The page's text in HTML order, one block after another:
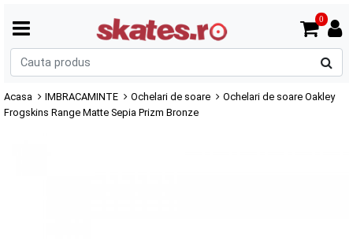
0
Acasa IMBRACAMINTE Ochelari de soare
Ochelari de soare Oakley
Frogskins Range Matte Sepia Prizm Bronze